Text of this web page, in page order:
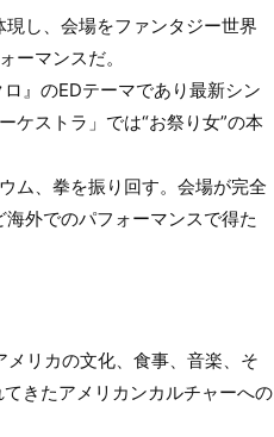
し、会場をファンタジー世界
ーマンスだ。
』のEDテーマであり最新シン
ケストラ」では“お祭り女”の本
ム、拳を振り回す。会場が完全
外でのパフォーマンスで得た
リカの文化、食事、音楽、そ
きたアメリカンカルチャーへの